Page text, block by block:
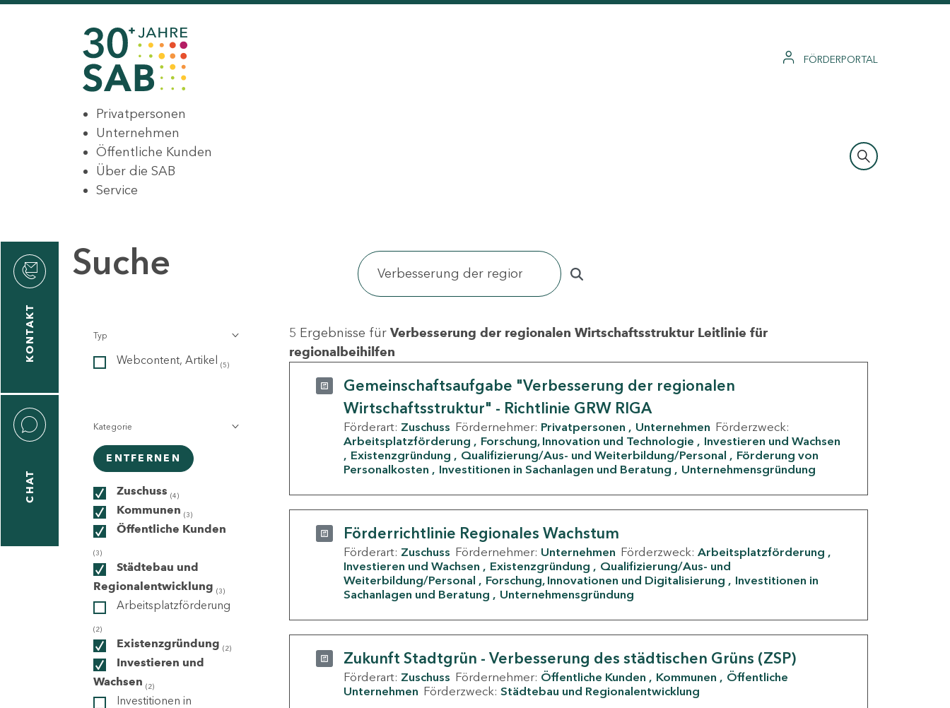
FÖRDERPORTAL
Privatpersonen
Unternehmen
Öffentliche Kunden
Über die SAB
Service
KONTAKT
CHAT
Suche
Typ
Webcontent, Artikel (5)
Kategorie
ENTFERNEN
Zuschuss (4)
Kommunen (3)
Öffentliche Kunden
(3)
Städtebau und
Regionalentwicklung (3)
Arbeitsplatzförderung
(2)
Existenzgründung (2)
Investieren und
Wachsen (2)
Investitionen in
5 Ergebnisse für Verbesserung der regionalen Wirtschaftsstruktur Leitlinie für
regionalbeihilfen
Gemeinschaftsaufgabe "Verbesserung der regionalen
Wirtschaftsstruktur" - Richtlinie GRW RIGA
Förderart: Zuschuss Fördernehmer: Privatpersonen Unternehmen Förderzweck:
Arbeitsplatzförderung
Forschung, Innovation und Technologie
Investieren und Wachsen
Existenzgründung
Qualifizierung/Aus- und Weiterbildung/Personal
Förderung von
Personalkosten
Investitionen in Sachanlagen und Beratung Unternehmensgründung
Förderrichtlinie Regionales Wachstum
Förderart: Zuschuss Fördernehmer: Unternehmen Förderzweck: Arbeitsplatzförderung
Investieren und Wachsen
Existenzgründung
Qualifizierung/Aus- und
Weiterbildung/Personal
Forschung, Innovationen und Digitalisierung
Investitionen in
Sachanlagen und Beratung
Unternehmensgründung
Zukunft Stadtgrün - Verbesserung des städtischen Grüns (ZSP)
Förderart: Zuschuss Fördernehmer: Öffentliche Kunden Kommunen
Öffentliche
Unternehmen Förderzweck: Städtebau und Regionalentwicklung